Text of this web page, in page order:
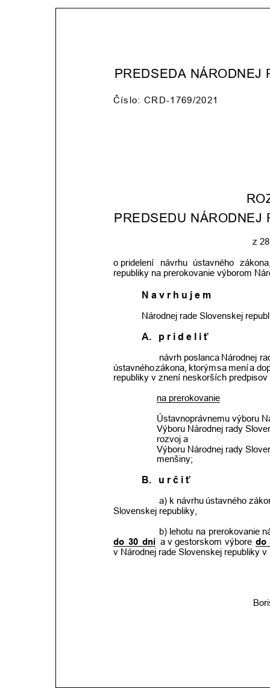
PREDSEDA NÁRODNEJ
Číslo: CRD-1769/2021
PREDSEDU NÁRODNEJ
z
o pridelení návrhu ústavného
republiky na prerokovanie výborom
N a v r h u j e m
Národnej rade Slovenskej
A. p r i d e l i ť
návrh poslanca Národnej
ústavnéhozákona, ktorýmsa menía
republiky v znení neskorších
na prerokovanie
Ústavnoprávnemu výboru
Výboru Národnej rady
rozvoj a
Výboru Národnej rady
menšiny;
B. u r č i ť
a) k návrhu ústavného
Slovenskej republiky,
b) lehotu na prerokovanie
do 30 dní a v gestorskom výbore do
v Národnej rade Slovenskej republiky